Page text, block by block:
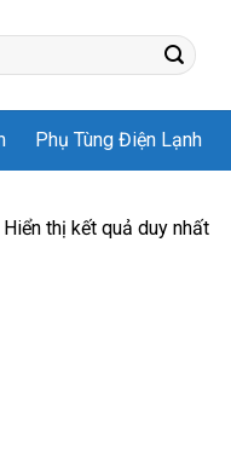
Phụ Tùng Điện Lạnh
Hiển thị kết quả duy nhất